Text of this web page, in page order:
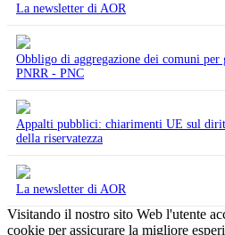
La newsletter di AOR
Obbligo di aggregazione dei comuni
PNRR - PNC
Appalti pubblici: chiarimenti UE sul
della riservatezza
La newsletter di AOR
Visitando il nostro sito Web l'utente
cookie per assicurare la migliore